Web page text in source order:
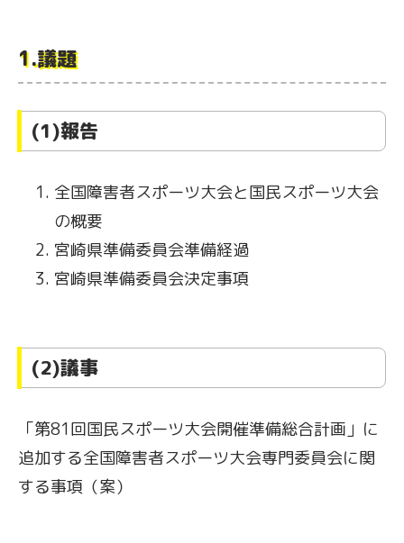
1.議題
(1)報告
全国障害者スポーツ大会と国民スポーツ大会
の概要
宮崎県準備委員会準備経過
宮崎県準備委員会決定事項
(2)議事
「第81回国民スポーツ大会開催準備総合計画」に
追加する全国障害者スポーツ大会専門委員会に関
する事項（案）